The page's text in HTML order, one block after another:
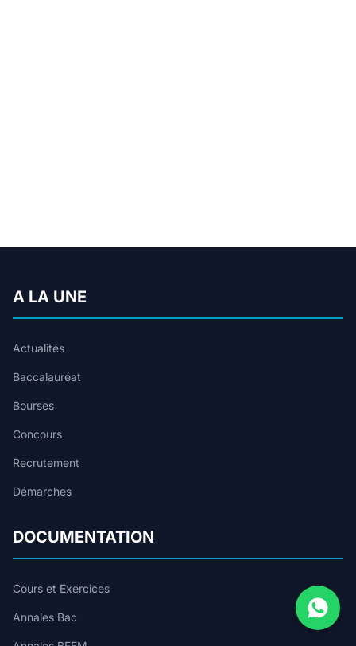
A LA UNE
Actualités
Baccalauréat
Bourses
Concours
Recrutement
Démarches
DOCUMENTATION
Cours et Exercices
Annales Bac